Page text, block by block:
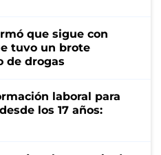
que sigue con
tuvo un brote
de drogas
laboral para
los 17 años: